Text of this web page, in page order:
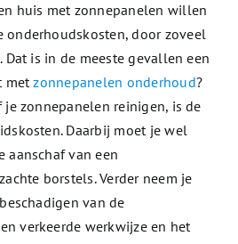
huis met zonnepanelen willen
onderhoudskosten, door zoveel
is in de meeste gevallen een
metzonnepanelen onderhoud?
zonnepanelen reinigen, is de
Daarbij moet je wel
aanschaf van een
borstels. Verder neem je
van de
verkeerde werkwijze en het